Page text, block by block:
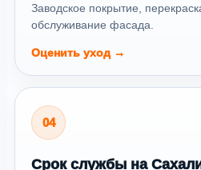
Заводское покрытие,
обслуживание фасада.
Оценить уход →
04
Срок службы на